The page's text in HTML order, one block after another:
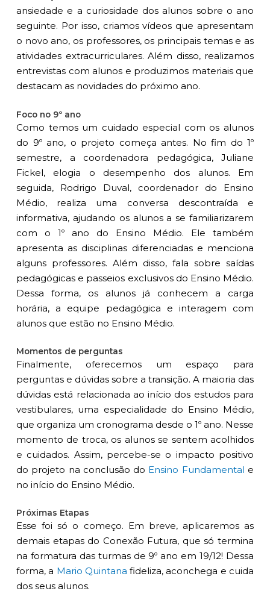
ansiedade e a curiosidade dos alunos sobre o ano
seguinte. Por isso, criamos vídeos que apresentam
o novo ano, os professores, os principais temas e as
atividades extracurriculares. Além disso, realizamos
entrevistas com alunos e produzimos materiais que
destacam as novidades do próximo ano.
Foco no 9º ano
Como temos um cuidado especial com os alunos
do 9º ano, o projeto começa antes. No fim do 1º
semestre, a coordenadora pedagógica, Juliane
Fickel, elogia o desempenho dos alunos. Em
seguida, Rodrigo Duval, coordenador do Ensino
Médio, realiza uma conversa descontraída e
informativa, ajudando os alunos a se familiarizarem
com o 1º ano do Ensino Médio. Ele também
apresenta as disciplinas diferenciadas e menciona
alguns professores. Além disso, fala sobre saídas
pedagógicas e passeios exclusivos do Ensino Médio.
Dessa forma, os alunos já conhecem a carga
horária, a equipe pedagógica e interagem com
alunos que estão no Ensino Médio.
Momentos de perguntas
Finalmente, oferecemos um espaço para
perguntas e dúvidas sobre a transição. A maioria das
dúvidas está relacionada ao início dos estudos para
vestibulares, uma especialidade do Ensino Médio,
que organiza um cronograma desde o 1º ano. Nesse
momento de troca, os alunos se sentem acolhidos
e cuidados. Assim, percebe-se o impacto positivo
do projeto na conclusão do Ensino Fundamental e
no início do Ensino Médio.
Próximas Etapas
Esse foi só o começo. Em breve, aplicaremos as
demais etapas do Conexão Futura, que só termina
na formatura das turmas de 9º ano em 19/12! Dessa
forma, a Mario Quintana fideliza, aconchega e cuida
dos seus alunos.